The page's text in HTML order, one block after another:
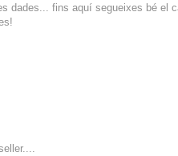
dades... fins aquí segueixes bé el